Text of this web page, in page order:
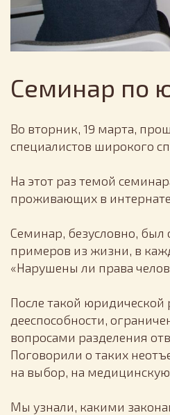
Семинар по
Во вторник, 19 марта,
специалистов широкого
На этот раз темой
проживающих в
Семинар, безусловно,
примеров из жизни, в
«Нарушены ли права
После такой
дееспособности,
вопросами разделения
Поговорили о таких
на выбор, на
Мы узнали, какими